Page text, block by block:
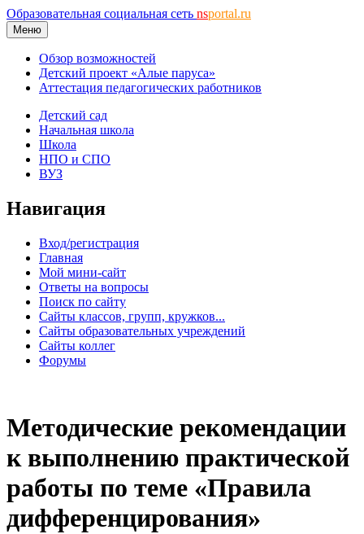
Образовательная социальная сеть nsportal.ru
Меню
Обзор возможностей
Детский проект «Алые паруса»
Аттестация педагогических работников
Детский сад
Начальная школа
Школа
НПО и СПО
ВУЗ
Навигация
Вход/регистрация
Главная
Мой мини-сайт
Ответы на вопросы
Поиск по сайту
Сайты классов, групп, кружков...
Сайты образовательных учреждений
Сайты коллег
Форумы
Методические рекомендации
к выполнению практической
работы по теме «Правила
дифференцирования»